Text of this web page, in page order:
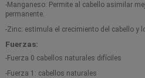
-Manganeso: Permite al cabello asimilar
permanente.
-Zinc: estimula el crecimiento del cabello y
Fuerzas:
-Fuerza 0 cabellos naturales difíciles
-Fuerza 1: cabellos naturales